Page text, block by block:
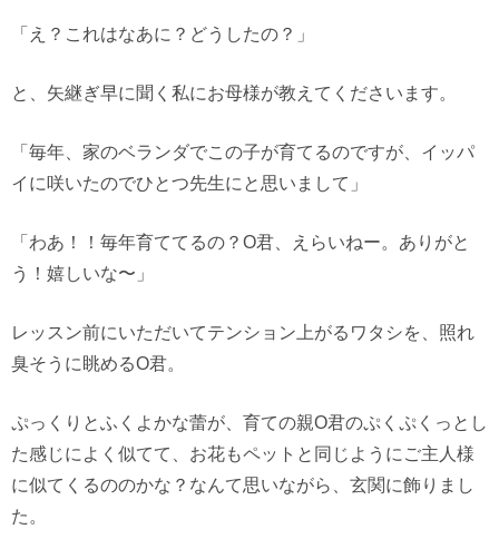
「え？これはなあに？どうしたの？」
と、矢継ぎ早に聞く私にお母様が教えてくださいます。
「毎年、家のベランダでこの子が育てるのですが、イッパ
イに咲いたのでひとつ先生にと思いまして」
「わあ！！毎年育ててるの？O君、えらいねー。ありがと
う！嬉しいな〜」
レッスン前にいただいてテンション上がるワタシを、照れ
臭そうに眺めるO君。
ぷっくりとふくよかな蕾が、育ての親O君のぷくぷくっとし
た感じによく似てて、お花もペットと同じようにご主人様
に似てくるののかな？なんて思いながら、玄関に飾りまし
た。